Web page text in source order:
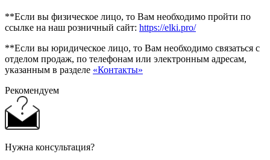
**Если вы физическое лицо, то Вам необходимо пройти по
ссылке на наш розничный сайт: https://elki.pro/
**Если вы юридическое лицо, то Вам необходимо связаться с
отделом продаж, по телефонам или электронным адресам,
указанным в разделе «Контакты»
Рекомендуем
Нужна консультация?